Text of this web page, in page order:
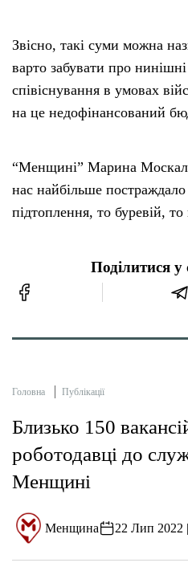
Звісно, такі суми можна
варто забувати про
співіснування в умовах
на це недофінансований
“Менщині” Марина
нас найбільше
підтоплення, то буревій, то
Поділитися
Головна Публікації
Близько 150
роботодавці до
Менщині
Менщина 22 Лип 2022